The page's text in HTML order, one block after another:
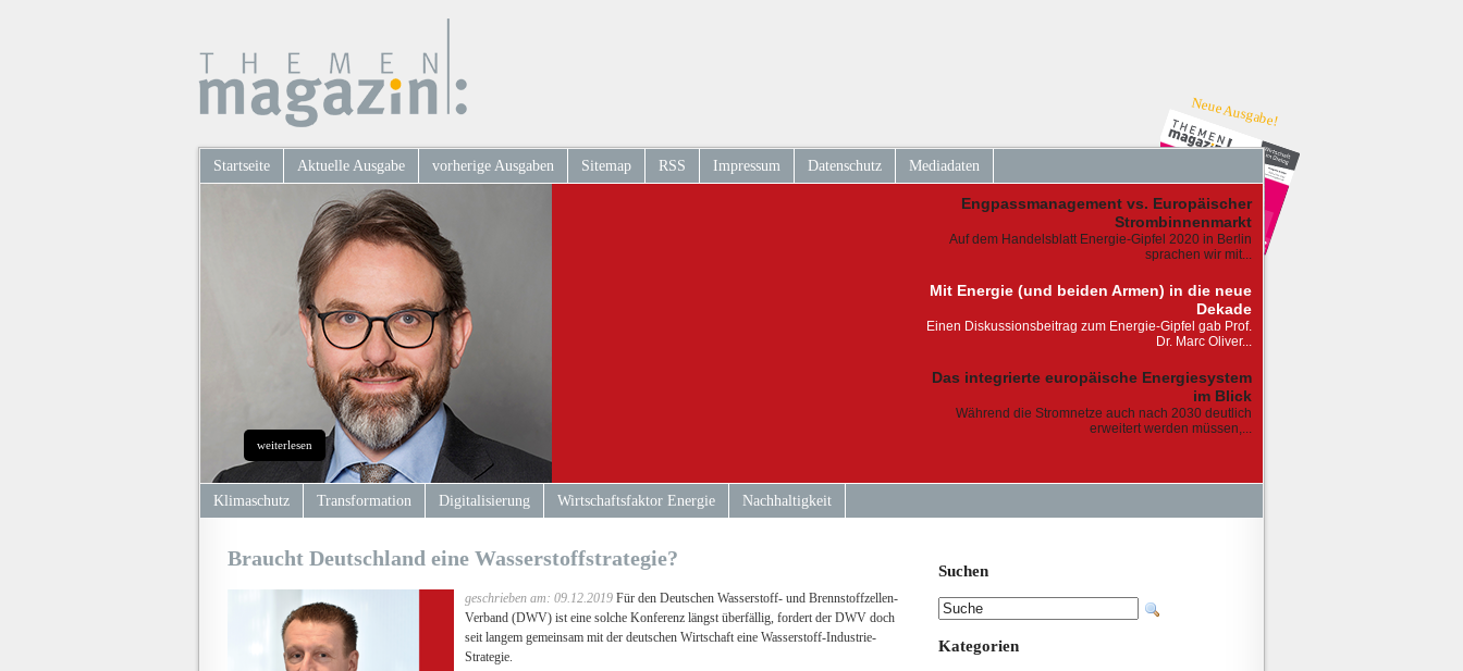
Startseite Aktuelle Ausgabe vorherige Ausgaben Sitemap RSS Impressum Datenschutz Mediadaten
Engpassmanagement vs. Europäischer
Strombinnenmarkt
Auf dem Handelsblatt Energie-Gipfel 2020 in Berlin
sprachen wir mit...
Mit Energie (und beiden Armen) in die neue
Dekade
Einen Diskussionsbeitrag zum Energie-Gipfel gab Prof.
Dr. Marc Oliver...
Das integrierte europäische Energiesystem
im Blick
Während die Stromnetze auch nach 2030 deutlich
erweitert werden müssen,...
weiterlesen
Klimaschutz Transformation Digitalisierung Wirtschaftsfaktor Energie Nachhaltigkeit
Braucht Deutschland eine Wasserstoffstrategie?
geschrieben am: 09.12.2019Für den Deutschen Wasserstoff- und Brennstoffzellen-
Verband (DWV) ist eine solche Konferenz längst überfällig, fordert der DWV doch
seit langem gemeinsam mit der deutschen Wirtschaft eine Wasserstoff-Industrie-
Strategie.
Suchen
Kategorien
Neue Ausgabe!